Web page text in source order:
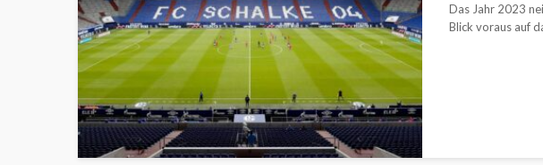
Das Jahr 2023
Blick voraus auf